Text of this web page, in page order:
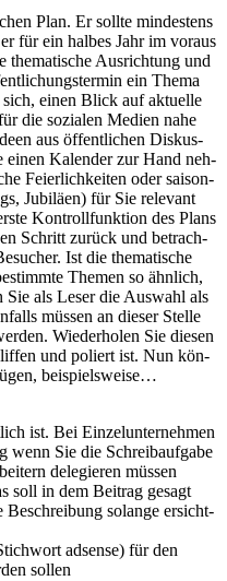
Plan. Er soll­te min­des­tens
für ein hal­bes Jahr im vor­aus
the­ma­ti­sche Aus­rich­tung und
ein The­ma
einen Blick auf aktu­el­le
die sozia­len Medi­en nahe
aus öffent­li­chen Dis­kus­
einen Kalen­der zur Hand neh­
Fei­er­lich­kei­ten oder sai­son­
Jubi­lä­en) für Sie rele­vant
Kon­troll­funk­ti­on des Plans
Schritt zurück und betrach­
Ist die the­ma­ti­sche
The­men so ähn­lich,
Sie als Leser die Aus­wahl als
müs­sen an die­ser Stel­le
Wie­der­ho­len Sie die­sen
und poliert ist. Nun kön­
bei­spiels­wei­se…
ist. Bei Ein­zel­un­ter­neh­men
wenn Sie die Schreib­auf­ga­be
dele­gie­ren müs­sen
soll in dem Bei­trag gesagt
Beschrei­bung solan­ge ersicht­
adsen­se) für den
sol­len